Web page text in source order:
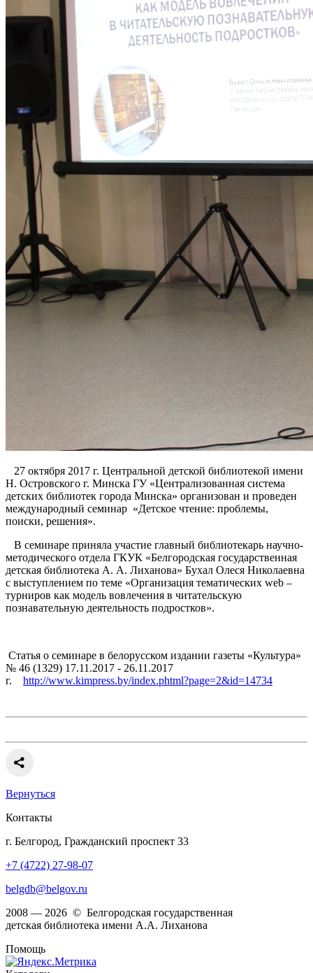
27 октября 2017 г. Центральной детской библиотекой имени
Н. Островского г. Минска ГУ «Централизованная система
детских библиотек города Минска» организован и проведен
международный семинар «Детское чтение: проблемы,
поиски, решения».
В семинаре приняла участие главный библиотекарь научно-
методического отдела ГКУК «Белгородская государственная
детская библиотека А. А. Лиханова» Бухал Олеся Николаевна
с выступлением по теме «Организация тематических web –
турниров как модель вовлечения в читательскую
познавательную деятельность подростков».
Статья о семинаре в белорусском издании газеты «Культура»
№ 46 (1329) 17.11.2017 - 26.11.2017
г. http://www.kimpress.by/index.phtml?page=2&id=14734
Вернуться
Контакты
г. Белгород, Гражданский проспект 33
+7 (4722) 27-98-07
belgdb@belgov.ru
2008 — 2026 © Белгородская государственная
детская библиотека имени А.А. Лиханова
Помощь